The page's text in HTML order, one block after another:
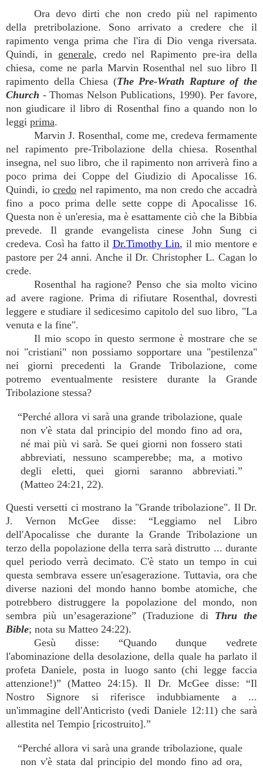
Ora devo dirti che non credo più nel rapimento
della pretribolazione. Sono arrivato a credere che il
rapimento venga prima che l'ira di Dio venga riversata.
Quindi, in generale, credo nel Rapimento pre-ira della
chiesa, come ne parla Marvin Rosenthal nel suo libro Il
rapimento della Chiesa (The Pre-Wrath Rapture of the
Church - Thomas Nelson Publications, 1990). Per favore,
non giudicare il libro di Rosenthal fino a quando non lo
leggi prima.
Marvin J. Rosenthal, come me, credeva fermamente
nel rapimento pre-Tribolazione della chiesa. Rosenthal
insegna, nel suo libro, che il rapimento non arriverà fino a
poco prima dei Coppe del Giudizio di Apocalisse 16.
Quindi, iocredo nel rapimento, ma non credo che accadrà
fino a poco prima delle sette coppe di Apocalisse 16.
Questa non è un'eresia, ma è esattamente ciò che la Bibbia
prevede. Il grande evangelista cinese John Sung ci
credeva. Così ha fatto il Dr.Timothy Lin, il mio mentore e
pastore per 24 anni. Anche il Dr. Christopher L. Cagan lo
crede.
Rosenthal ha ragione? Penso che sia molto vicino
ad avere ragione. Prima di rifiutare Rosenthal, dovresti
leggere e studiare il sedicesimo capitolo del suo libro, "La
venuta e la fine".
Il mio scopo in questo sermone è mostrare che se
noi "cristiani" non possiamo sopportare una "pestilenza"
nei giorni precedenti la Grande Tribolazione, come
potremo eventualmente resistere durante la Grande
Tribolazione stessa?
“Perché allora vi sarà una grande tribolazione, quale
non v'è stata dal principio del mondo fino ad ora,
né mai più vi sarà. Se quei giorni non fossero stati
abbreviati, nessuno scamperebbe; ma, a motivo
degli eletti, quei giorni saranno abbreviati.”
(Matteo 24:21, 22).
Questi versetti ci mostrano la "Grande tribolazione". Il Dr.
J. Vernon McGee disse: “Leggiamo nel Libro
dell'Apocalisse che durante la Grande Tribolazione un
terzo della popolazione della terra sarà distrutto ... durante
quel periodo verrà decimato. C'è stato un tempo in cui
questa sembrava essere un'esagerazione. Tuttavia, ora che
diverse nazioni del mondo hanno bombe atomiche, che
potrebbero distruggere la popolazione del mondo, non
sembra più un’esagerazione” (Traduzione di Thru the
Bible; nota su Matteo 24:22).
Gesù disse: “Quando dunque vedrete
l'abominazione della desolazione, della quale ha parlato il
profeta Daniele, posta in luogo santo (chi legge faccia
attenzione!)” (Matteo 24:15). Il Dr. McGee disse: “Il
Nostro Signore si riferisce indubbiamente a ...
un'immagine dell'Anticristo (vedi Daniele 12:11) che sarà
allestita nel Tempio [ricostruito].”
“Perché allora vi sarà una grande tribolazione, quale
non v'è stata dal principio del mondo fino ad ora,